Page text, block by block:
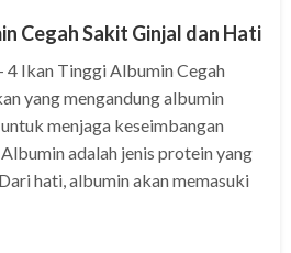
Cegah Sakit Ginjal dan Hati
4 Ikan Tinggi Albumin Cegah
yang mengandung albumin
menjaga keseimbangan
adalah jenis protein yang
hati, albumin akan memasuki